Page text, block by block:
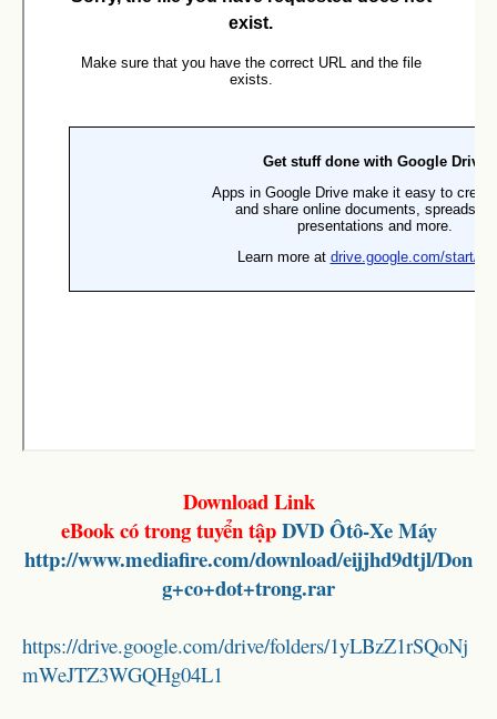
Download Link
eBook có trong tuyển tậpDVD Ôtô-Xe Máy
http://www.mediafire.com/download/eijjhd9dtjl/Don
g+co+dot+trong.rar
https://drive.google.com/drive/folders/1yLBzZ1rSQoNj
mWeJTZ3WGQHg04L1